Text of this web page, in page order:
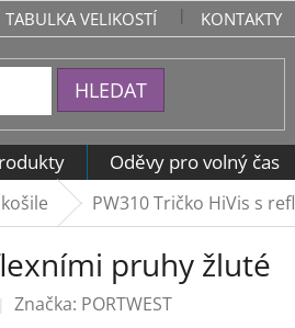
TABULKA VELIKOSTÍ KONTAKTY
HLEDAT
Oděvy pro volný čas
PW310 Tričko HiVis s
pruhy žluté
Značka: PORTWEST